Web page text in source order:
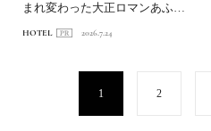
まれ変わった大正ロマンあふれ
HOTEL 2026.7.24
1 2